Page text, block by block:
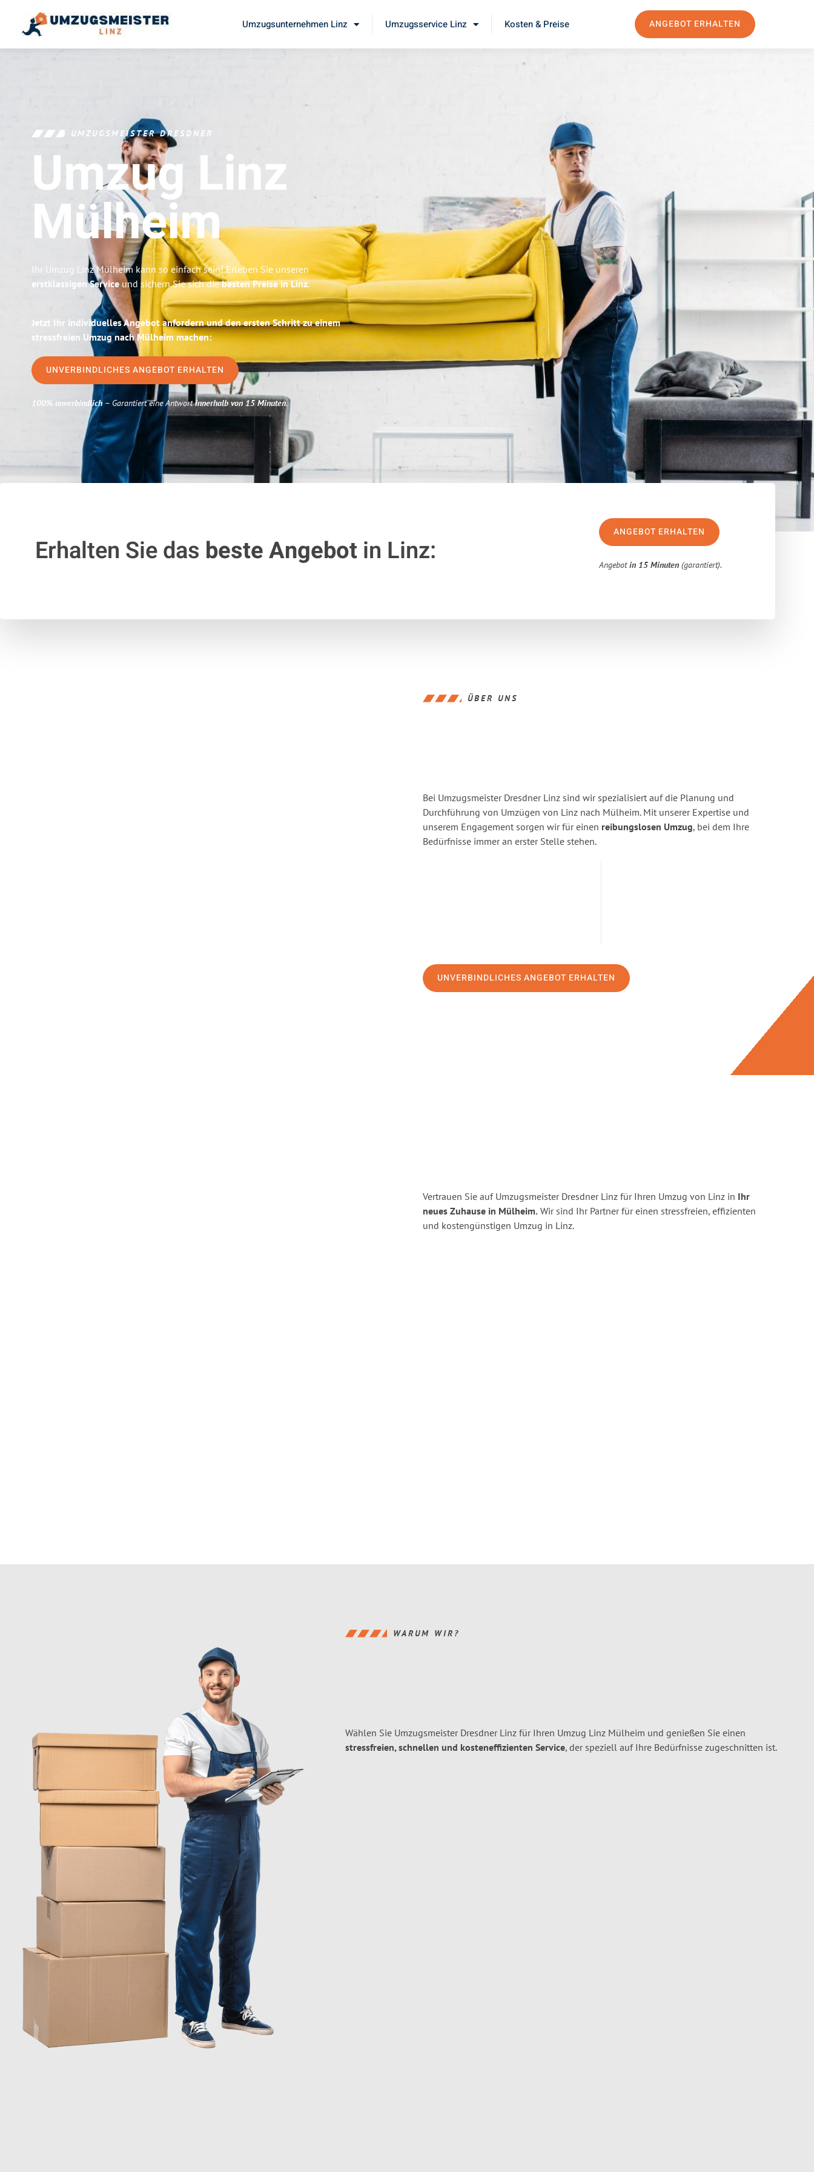
Umzugsunternehmen Linz Umzugsservice Linz Kosten & Preise ANGEBOT ERHALTEN
UMZUGSMEISTER DRESDNER
Umzug Linz
Mülheim
Ihr Umzug Linz Mülheim kann so einfach sein! Erleben Sie unseren
erstklassigen Service und sichern Sie sich diebesten Preise in Linz.
Jetzt Ihr individuelles Angebot anfordern und den ersten Schritt zu einem
stressfreien Umzug nach Mülheim machen:
UNVERBINDLICHES ANGEBOT ERHALTEN
100% unverbindlich– Garantiert eine Antwortinnerhalb von 15 Minuten.
Erhalten Sie das beste Angebotin Linz:
ANGEBOT ERHALTEN
Angebotin 15 Minuten (garantiert).
ÜBER UNS
Bei Umzugsmeister Dresdner Linz sind wir spezialisiert auf die Planung und
Durchführung von Umzügen von Linz nach Mülheim. Mit unserer Expertise und
unserem Engagement sorgen wir für einen reibungslosen Umzug, bei dem Ihre
Bedürfnisse immer an erster Stelle stehen.
UNVERBINDLICHES ANGEBOT ERHALTEN
Vertrauen Sie auf Umzugsmeister Dresdner Linz für Ihren Umzug von Linz in Ihr
neues Zuhause in Mülheim. Wir sind Ihr Partner für einen stressfreien, effizienten
und kostengünstigen Umzug in Linz.
WARUM WIR?
Wählen Sie Umzugsmeister Dresdner Linz für Ihren Umzug Linz Mülheim und genießen Sie einen
stressfreien, schnellen und kosteneffizienten Service, der speziell auf Ihre Bedürfnisse zugeschnitten ist.